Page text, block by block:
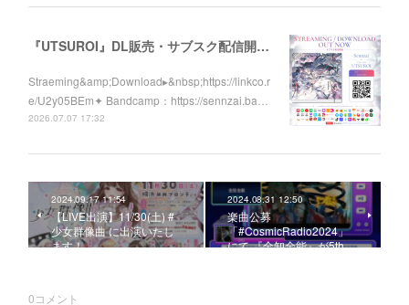
『UTSUROI』DL販売・サブスク配信開始！
Straeming&amp;Download▸&nbsp;https://linkco.r
e/U2y05BEm✦ Bandcamp：https://sennzai.ba…
2026.07.07 17:32
2024.09.17 11:54
【LIVE出演】11/30(土) #
少女群像曲 に出演いたし
ます！
2024.08.31 12:50
楽曲公募
「#CosmicRadio2024」
にて 『全知全能』が5th…
0コメント